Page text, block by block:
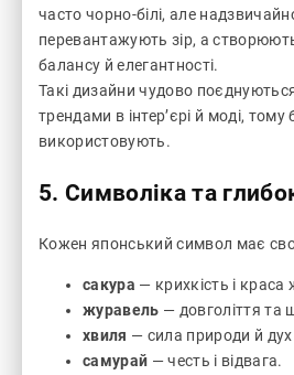
часто чорно-білі, але
перевантажують зір, а
балансу й елегантності.
Такі дизайни чудово
трендами в інтер’єрі й моді, тому
використовують.
5. Символіка та
Кожен японський символ має
сакура — крихкість і краса
журавель — довголіття та
хвиля — сила природи й
самурай — честь і відвага.